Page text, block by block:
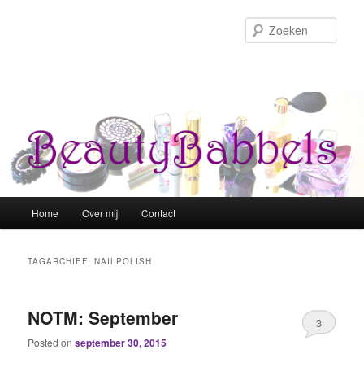
Spring naar de primaire inhoud
Spring naar de secundaire inhoud
Home Over mij Contact
TAGARCHIEF:NAILPOLISH
NOTM: September
Posted onseptember 30, 2015
3